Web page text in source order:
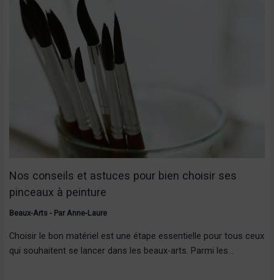
Nos conseils et astuces pour bien choisir ses
pinceaux à peinture
Beaux-Arts- ParAnne-Laure
Choisir le bon matériel est une étape essentielle pour tous ceux
qui souhaitent se lancer dans les beaux-arts. Parmi les…